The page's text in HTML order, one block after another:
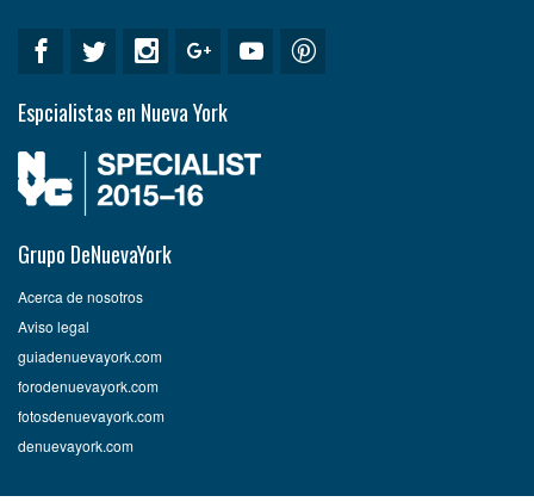
Espcialistas en Nueva York
Grupo DeNuevaYork
Acerca de nosotros
Aviso legal
guiadenuevayork.com
forodenuevayork.com
fotosdenuevayork.com
denuevayork.com